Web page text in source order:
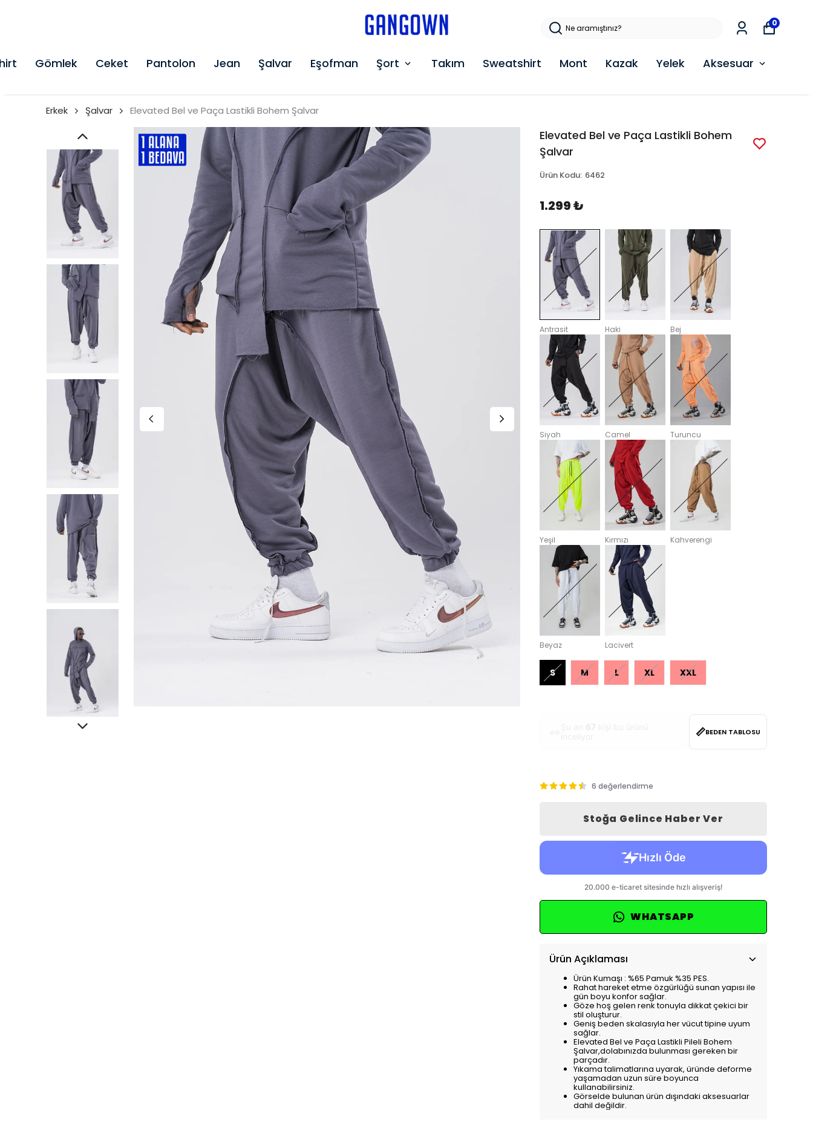
Gömlek Ceket Pantolon Jean Şalvar Eşofman Şort Takım Sweatshirt Mont Kazak Yelek Aksesuar
0
Erkek Şalvar Elevated Bel ve Paça Lastikli Bohem Şalvar
Elevated Bel ve Paça Lastikli Bohem
Şalvar
Ürün Kodu: 6462
1.299 ₺
Antrasit Haki Bej
Siyah Camel Turuncu
Yeşil Kırmızı Kahverengi
Beyaz Lacivert
S M L XL XXL
📏BEDEN TABLOSU
Stoğa Gelince Haber Ver
WHATSAPP
Ürün Açıklaması
Ürün Kumaşı : %65 Pamuk %35 PES.
Rahat hareket etme özgürlüğü sunan yapısı ile
gün boyu konfor sağlar.
Göze hoş gelen renk tonuyla dikkat çekici bir
stil oluşturur.
Geniş beden skalasıyla her vücut tipine uyum
sağlar.
Elevated Bel ve Paça Lastikli Pileli Bohem
Şalvar,dolabınızda bulunması gereken bir
parçadır.
Yıkama talimatlarına uyarak, üründe deforme
yaşamadan uzun süre boyunca
kullanabilirsiniz.
Görselde bulunan ürün dışındaki aksesuarlar
dahil değildir.